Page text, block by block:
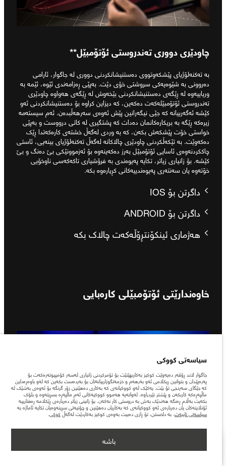
چاودێری دووری تەندروستی ئۆتۆمبێل**
بە تەکنەلۆژیای پێشکەوتووی دەستنیشانکردنی دووری لە جاگوار، ئارامی
دەروونی بە شێوەیەکی سروشتی خۆی دێت. بەپێی ڕەزامەندی ئێوە، ئێمە بە
وریاییەوە لە ڕێگەی دەستنیشانکردنی بێخەوش لە ڕێگەی هەواوە چاودێری
تەندروستی ئۆتۆمبێلەکەت دەکەین، کە دیزاین کراوە بۆ دەستنیشانکردنی ئەو
کێشە ئەگەرییانە کە جێی نیگەرانین پێش ئەوەی سەرهەڵبدەن. ئەم سیستەمە
زیرەکە ڕێگە بە بریکارەکانمان دەدات کە پشتگیری لە کاتی درووست و بەپێی
خواستی خۆت پێشکەش بکەن، کە بە وردی لەگەڵ خشتەی کارەکەتدا ڕێک
دەکەوێت. بە تێکەڵکردنی چاودێری چالاکانە لەگەڵ تەکنەلۆژیای بینەیی، ئاستی
چاککردنەوەی ئاسایی ئۆتۆمبێل بەرز دەکەینەوە بۆ ئەزموونێکی بێ دەنگ و بێ
کێشە. بۆ زانیاری زیاتر، تکایە پەیوەندی بە فرۆشیاری تاکەکەسی ناوخۆیی
خۆتەوە یان سەنتەری پەیوەندییەکانی کڕیارەوە بکە.
داگرتن بۆ IOS
داگرتن بۆ ANDROID
هەژماری ئینکۆنتڕۆڵەکەت چالاک بکە
خاوەندارێتی ئۆتۆمبێلی کارەبایی
سیاسەتی کووکی
جاگوار لاند ڕۆڤەر دەیەوێت کوکیز بەکاربهێنێت بۆ تۆمرکردنی زانیاری لەسەر کۆمپیوتەرەکەت بۆ
پەرەپێدان و بتوانین ڕیکلامی ئەو بەرهەم و خزمەتگوزارییانەتان بۆ بەردەست بکەین کە لەو باوەڕەداین
کە جێگای سەرنجی تۆ بێت. یەکێک لەو کووکیانەی کە بەکاری دەهێنین زۆر گرنگە بۆ ئەوەی بەشێک لە
ماڵپەڕەکە کاربکەن و پێشتر نێردراوە. لەوانەیە هەموو کووکیەکانی ئەم ماڵپەڕە بسڕیتەوە و بلۆک
بکەیت بەڵام ڕەنگە هەندێک بەش بە دروستی کار نەکەن. بۆ زانینی زیاتر دەربارەی ڕێکلامە ڕەفتارییە
ئۆنلاینەکان یان دەربارەی ئەو کووکیانەی کە بەکاریان دەهێنین و چۆنیەتی سڕینەوەیان تکایە ئاماژە بە
سیاسەتی تایبەت. بە داخستن، تۆ ڕازی دەبیت بەوەی کوکیز بەکاردێت لەگەڵکوکی.
باشە
زیاتر پیشان بدە دۆزینەوەی بریکارێک